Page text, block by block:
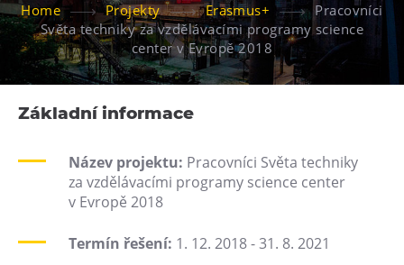
Home Projekty Erasmus+
Pracovníci
Světa techniky za vzdělávacími programy science
center v Evropě 2018
Bolt Tower
Velký svět techniky
Malý svět techniky U6
Dětský svět
Galerie Gong
Hornické muzeum
HopJump
Základní informace
Název projektu: Pracovníci Světa techniky
za vzdělávacími programy science center
v Evropě 2018
Termín řešení: 1. 12. 2018 - 31. 8. 2021